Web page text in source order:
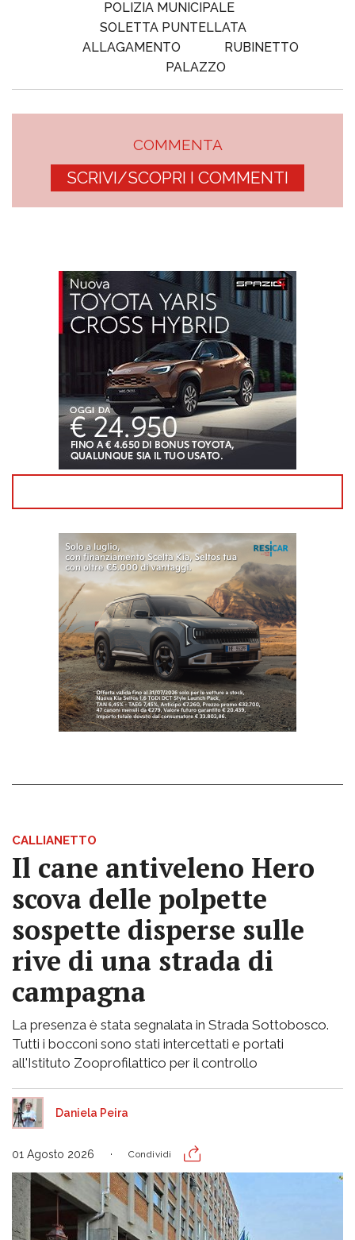
POLIZIA MUNICIPALE
SOLETTA PUNTELLATA
ALLAGAMENTO
RUBINETTO
PALAZZO
COMMENTA
SCRIVI/SCOPRI I COMMENTI
CALLIANETTO
Il cane antiveleno Hero
scova delle polpette
sospette disperse sulle
rive di una strada di
campagna
La presenza è stata segnalata in Strada Sottobosco.
Tutti i bocconi sono stati intercettati e portati
all'Istituto Zooprofilattico per il controllo
Daniela Peira
01 Agosto 2026 Condividi